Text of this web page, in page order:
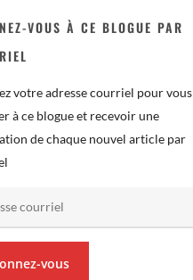
VOUS À CE BLOGUE PAR
votre adresse courriel pour vous
à ce blogue et recevoir une
de chaque nouvel article par
vous